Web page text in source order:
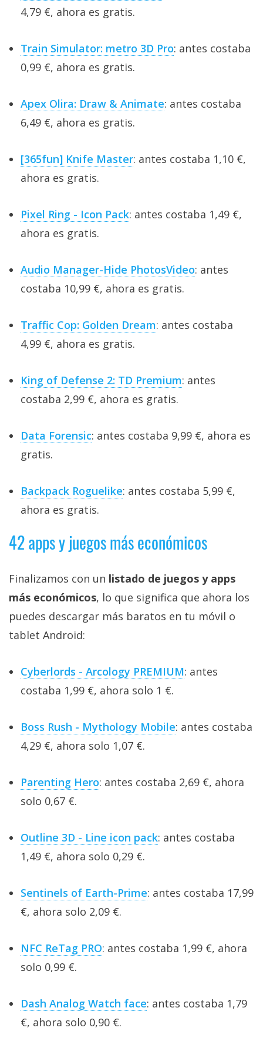
4,79 €, ahora es gratis.
Train Simulator: metro 3D Pro: antes costaba
0,99 €, ahora es gratis.
Apex Olira: Draw & Animate: antes costaba
6,49 €, ahora es gratis.
[365fun] Knife Master: antes costaba 1,10 €,
ahora es gratis.
Pixel Ring - Icon Pack: antes costaba 1,49 €,
ahora es gratis.
Audio Manager-Hide PhotosVideo: antes
costaba 10,99 €, ahora es gratis.
Traffic Cop: Golden Dream: antes costaba
4,99 €, ahora es gratis.
King of Defense 2: TD Premium: antes
costaba 2,99 €, ahora es gratis.
Data Forensic: antes costaba 9,99 €, ahora es
gratis.
Backpack Roguelike: antes costaba 5,99 €,
ahora es gratis.
42 apps y juegos más económicos
Finalizamos con un listado de juegos y apps
más económicos, lo que significa que ahora los
puedes descargar más baratos en tu móvil o
tablet Android:
Cyberlords - Arcology PREMIUM: antes
costaba 1,99 €, ahora solo 1 €.
Boss Rush - Mythology Mobile: antes costaba
4,29 €, ahora solo 1,07 €.
Parenting Hero: antes costaba 2,69 €, ahora
solo 0,67 €.
Outline 3D - Line icon pack: antes costaba
1,49 €, ahora solo 0,29 €.
Sentinels of Earth-Prime: antes costaba 17,99
€, ahora solo 2,09 €.
NFC ReTag PRO: antes costaba 1,99 €, ahora
solo 0,99 €.
Dash Analog Watch face: antes costaba 1,79
€, ahora solo 0,90 €.